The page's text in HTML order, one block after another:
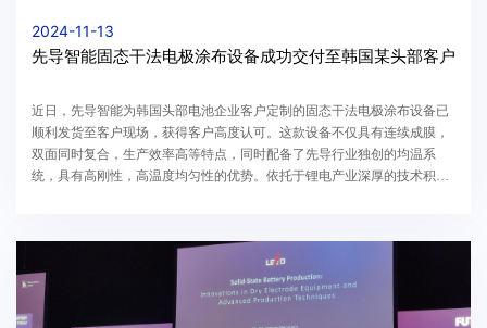
2024-11-13
先导智能固态干法电极涂布设备成功交付至韩国某头部客户
近日，先导智能为韩国头部电池企业客户定制的固态干法电极涂布设备已
顺利发货至客户现场，获得客户高度认可。这款设备不仅具有连续成膜，
双面同时复合，生产效率高等特点，同时配备了先导行业独创的均温系
统，具有高刚性，高温度均匀性的优势。依托于锂电产业深厚的技术积淀